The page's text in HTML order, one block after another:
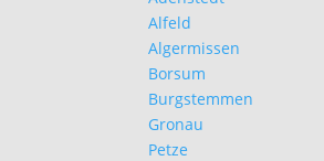
Alfeld
Algermissen
Borsum
Burgstemmen
Gronau
Petze